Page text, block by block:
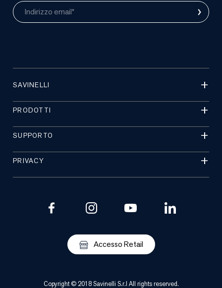
Indirizzo email* ›
SAVINELLI
PRODOTTI
SUPPORTO
PRIVACY
Accesso Retail
Copyright © 2018 Savinelli S.r.l All rights reserved.